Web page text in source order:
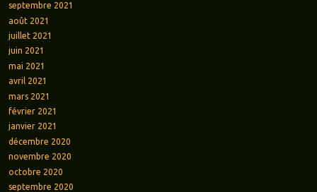
septembre 2021
août 2021
juillet 2021
juin 2021
mai 2021
avril 2021
mars 2021
février 2021
janvier 2021
décembre 2020
novembre 2020
octobre 2020
septembre 2020